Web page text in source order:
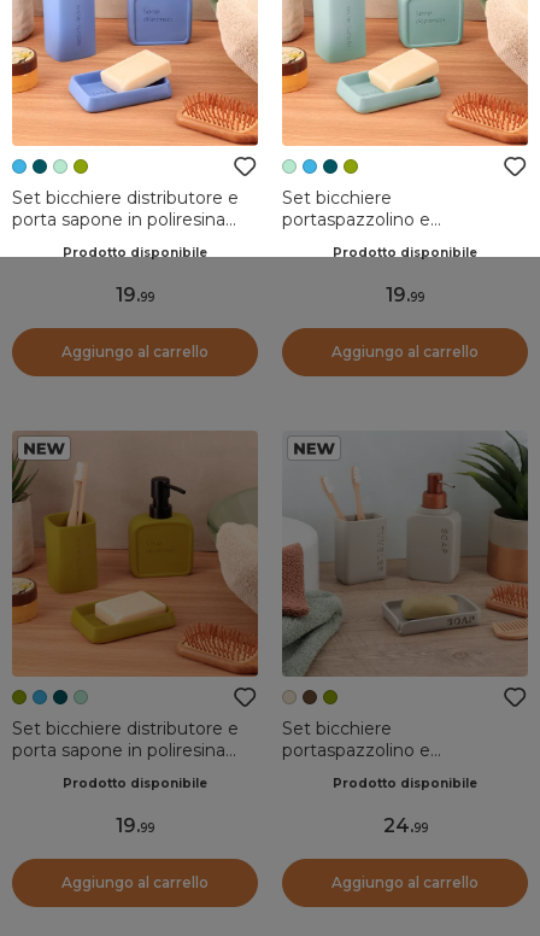
Set bicchiere distributore e
porta sapone in poliresina
Prodotto disponibile
19.99
Aggiungo al carrello
Set bicchiere
portaspazzolino e
incisa Julia Verde acqua
Prodotto disponibile
19.99
Aggiungo al carrello
Set bicchiere distributore e
porta sapone in poliresina
Prodotto disponibile
19.99
Aggiungo al carrello
Set bicchiere
portaspazzolino e
incisa Sia Beige
Prodotto disponibile
24.99
Aggiungo al carrello